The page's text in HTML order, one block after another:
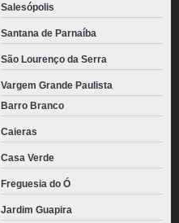
Salesópolis
Santana de Parnaíba
São Lourenço da Serra
Vargem Grande Paulista
Barro Branco
Caieras
Casa Verde
Freguesia do Ó
Jardim Guapira